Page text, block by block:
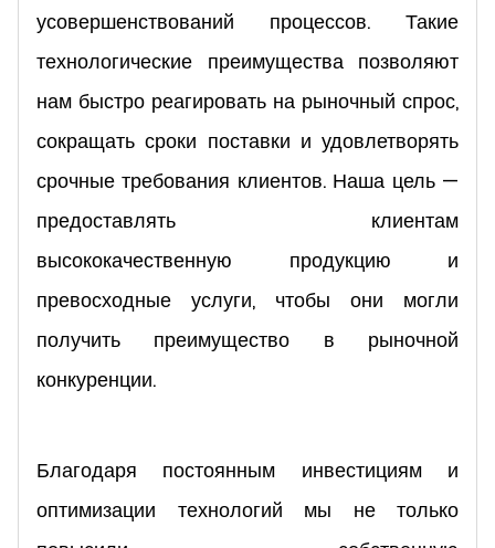
усовершенствований процессов. Такие
технологические преимущества позволяют
нам быстро реагировать на рыночный спрос,
сокращать сроки поставки и удовлетворять
срочные требования клиентов. Наша цель —
предоставлять клиентам
высококачественную продукцию и
превосходные услуги, чтобы они могли
получить преимущество в рыночной
конкуренции.
Благодаря постоянным инвестициям и
оптимизации технологий мы не только